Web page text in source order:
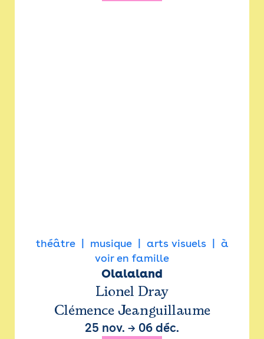
théâtre musique arts visuels
à
voir en famille
Olalaland
Lionel Dray
Clémence Jeanguillaume
25 nov. → 06 déc.